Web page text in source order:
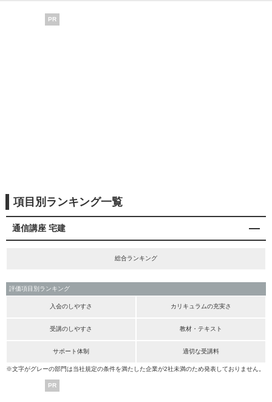
PR
項目別ランキング一覧
通信講座 宅建
総合ランキング
評価項目別ランキング
入会のしやすさ カリキュラムの充実さ
受講のしやすさ 教材・テキスト
サポート体制 適切な受講料
※文字がグレーの部門は当社規定の条件を満たした企業が2社未満のため発表しておりません。
PR